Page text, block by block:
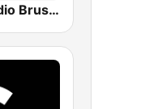
VRT Studio Brussel - De Tijdloze